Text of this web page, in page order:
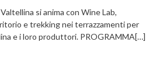
si anima con Wine Lab,
e trekking nei terrazzamenti per
e i loro produttori. PROGRAMMA[…]